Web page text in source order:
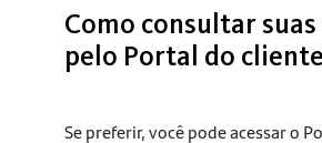
Como consultar suas
pelo Portal do
Se preferir, você pode acessar o